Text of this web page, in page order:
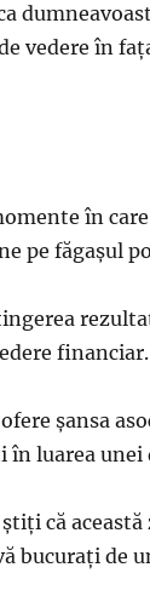
vedere în
în
pe făgaşul
financiar.
şansa
în luarea unei
că
bucuraţi de